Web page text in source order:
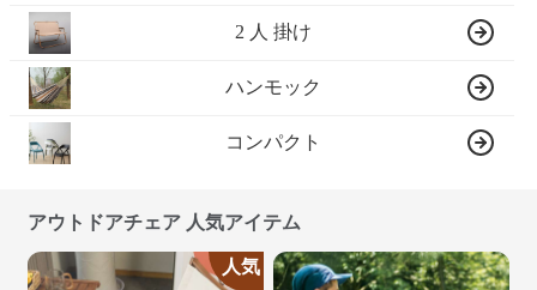
2 人 掛け
ハンモック
コンパクト
アウトドアチェア 人気アイテム
人気